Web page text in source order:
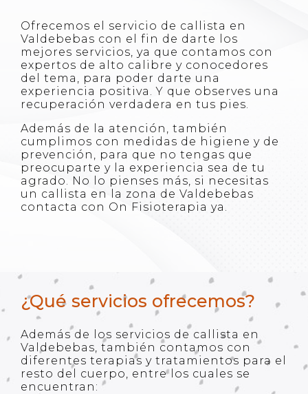
Ofrecemos el servicio de callista en
Valdebebas con el fin de darte los
mejores servicios, ya que contamos con
expertos de alto calibre y conocedores
del tema, para poder darte una
experiencia positiva. Y que observes una
recuperación verdadera en tus pies.
Además de la atención, también
cumplimos con medidas de higiene y de
prevención, para que no tengas que
preocuparte y la experiencia sea de tu
agrado. No lo pienses más, si necesitas
un callista en la zona de Valdebebas
contacta con On Fisioterapia ya.
¿Qué servicios ofrecemos?
Además de los servicios de callista en
Valdebebas, también contamos con
diferentes terapias y tratamientos para el
resto del cuerpo, entre los cuales se
encuentran: